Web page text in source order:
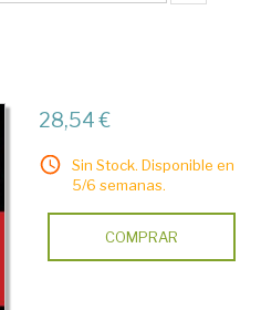
28,54 €
Sin Stock. Disponible en
5/6 semanas.
COMPRAR